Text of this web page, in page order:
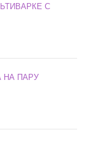
С
НА ПАРУ